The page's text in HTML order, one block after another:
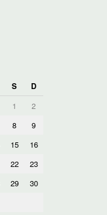
S
D
1
2
8
9
15
16
22
23
29
30